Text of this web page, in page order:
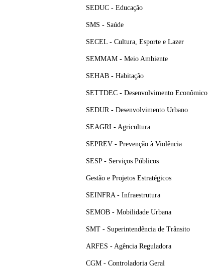
SEDUC - Educação
SMS - Saúde
SECEL - Cultura, Esporte e Lazer
SEMMAM - Meio Ambiente
SEHAB - Habitação
SETTDEC - Desenvolvimento Econômico
SEDUR - Desenvolvimento Urbano
SEAGRI - Agricultura
SEPREV - Prevenção à Violência
SESP - Serviços Públicos
Gestão e Projetos Estratégicos
SEINFRA - Infraestrutura
SEMOB - Mobilidade Urbana
SMT - Superintendência de Trânsito
ARFES - Agência Reguladora
CGM - Controladoria Geral